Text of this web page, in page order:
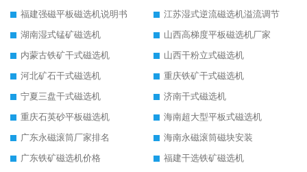
福建强磁平板磁选机说明书
江苏湿式逆流磁选机溢流调节
湖南湿式锰矿磁选机
山西高梯度平板磁选机厂家
内蒙古铁矿干式磁选机
山西干粉立式磁选机
河北矿石干式磁选机
重庆铁矿干式磁选机
宁夏三盘干式磁选机
济南干式磁选机
重庆石英砂平板磁选机
海南超大型平板式磁选机
广东永磁滚筒厂家排名
海南永磁滚筒磁块安装
广东铁矿磁选机价格
福建干选铁矿磁选机